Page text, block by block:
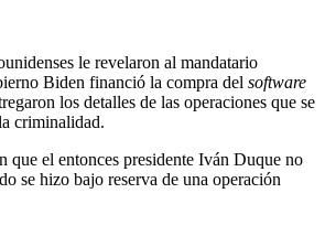
le revelaron al mandatario
Biden financió la compra del software
los detalles de las operaciones que se
criminalidad.
que el entonces presidente Iván Duque no
se hizo bajo reserva de una operación